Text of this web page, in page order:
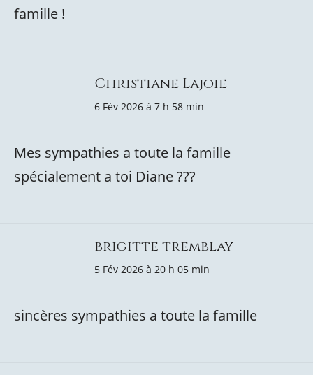
famille !
Christiane Lajoie
6 Fév 2026 à 7 h 58 min
Mes sympathies a toute la famille
spécialement a toi Diane ???
brigitte tremblay
5 Fév 2026 à 20 h 05 min
sincères sympathies a toute la famille